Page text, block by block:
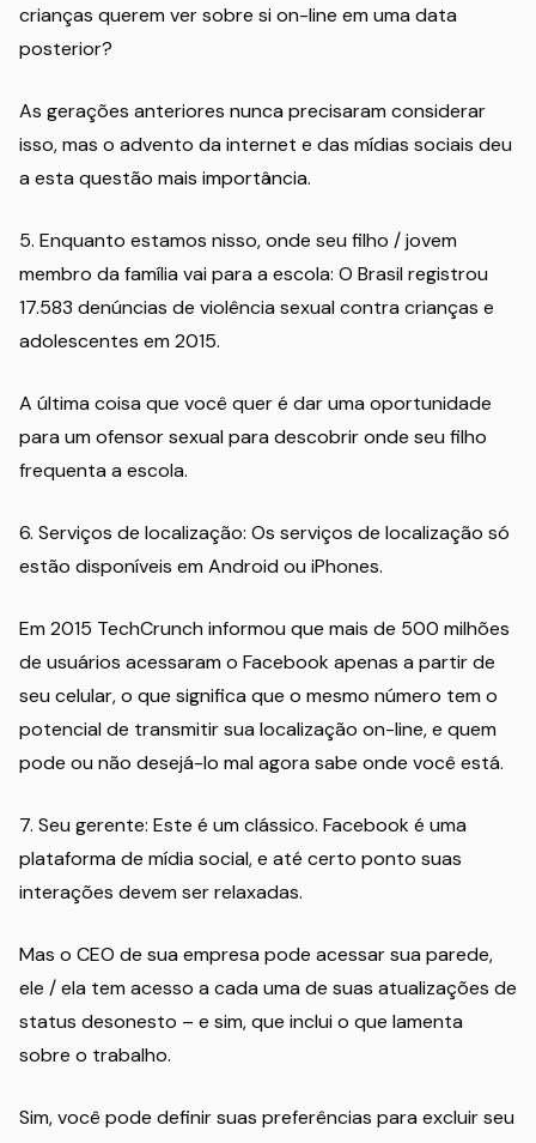
crianças querem ver sobre si on-line em uma data
posterior?
As gerações anteriores nunca precisaram considerar
isso, mas o advento da internet e das mídias sociais deu
a esta questão mais importância.
5. Enquanto estamos nisso, onde seu filho / jovem
membro da família vai para a escola: O Brasil registrou
17.583 denúncias de violência sexual contra crianças e
adolescentes em 2015.
A última coisa que você quer é dar uma oportunidade
para um ofensor sexual para descobrir onde seu filho
frequenta a escola.
6. Serviços de localização: Os serviços de localização só
estão disponíveis em Android ou iPhones.
Em 2015 TechCrunch informou que mais de 500 milhões
de usuários acessaram o Facebook apenas a partir de
seu celular, o que significa que o mesmo número tem o
potencial de transmitir sua localização on-line, e quem
pode ou não desejá-lo mal agora sabe onde você está.
7. Seu gerente: Este é um clássico. Facebook é uma
plataforma de mídia social, e até certo ponto suas
interações devem ser relaxadas.
Mas o CEO de sua empresa pode acessar sua parede,
ele / ela tem acesso a cada uma de suas atualizações de
status desonesto – e sim, que inclui o que lamenta
sobre o trabalho.
Sim, você pode definir suas preferências para excluir seu